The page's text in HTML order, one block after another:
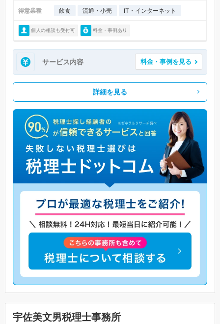
得意業種 飲食 流通・小売 IT・インターネット
個人の相談も受付可 料金・事例あり
サービス内容 料金・事例を見る
詳細を見る
宇佐美文男税理士事務所